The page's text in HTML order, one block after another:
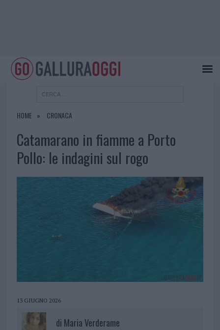
HOME CRONACA
Catamarano in fiamme a Porto
Pollo: le indagini sul rogo
13 GIUGNO 2026
di Maria Verderame